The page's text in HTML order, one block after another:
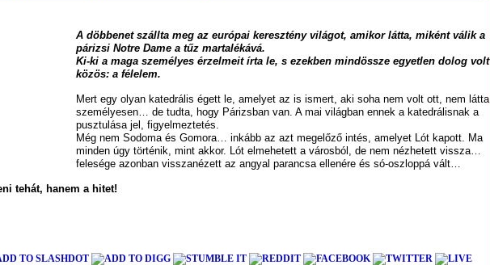
A döbbenet szállta meg az európai keresztény világot, amikor látta, miként válik a
párizsi Notre Dame a tűz martalékává.
Ki-ki a maga személyes érzelmeit írta le, s ezekben mindössze egyetlen dolog volt
közös: a félelem.
Mert egy olyan katedrális égett le, amelyet az is ismert, aki soha nem volt ott, nem látta
személyesen… de tudta, hogy Párizsban van. A mai világban ennek a katedrálisnak a
pusztulása jel, figyelmeztetés.
Még nem Sodoma és Gomora… inkább az azt megelőző intés, amelyet Lót kapott. Ma
minden úgy történik, mint akkor. Lót elmehetett a városból, de nem nézhetett vissza…
felesége azonban visszanézett az angyal parancsa ellenére és só-oszloppá vált…
tehát, hanem a hitet!